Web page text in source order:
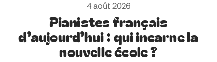
4 août 2026
Pianistes français
d’aujourd’hui : qui incarne la
nouvelle école ?